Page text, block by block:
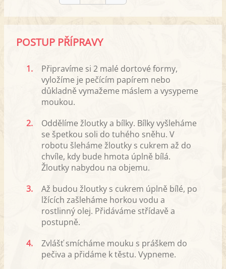
POSTUP PŘÍPRAVY
1.
Připravíme si 2 malé dortové formy,
vyložíme je pečícím papírem nebo
důkladně vymažeme máslem a vysypeme
moukou.
2.
Oddělíme žloutky a bílky. Bílky vyšleháme
se špetkou soli do tuhého sněhu. V
robotu šleháme žloutky s cukrem až do
chvíle, kdy bude hmota úplně bílá.
Žloutky nabydou na objemu.
3.
Až budou žloutky s cukrem úplně bílé, po
lžících zašleháme horkou vodu a
rostlinný olej. Přidáváme střídavě a
postupně.
4.
Zvlášť smícháme mouku s práškem do
pečiva a přidáme k těstu. Vypneme.